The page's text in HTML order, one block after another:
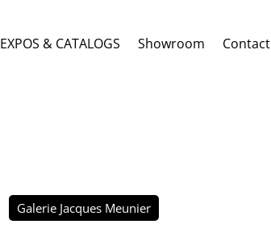
EXPOS & CATALOGS Showroom Contact
Galerie Jacques Meunier